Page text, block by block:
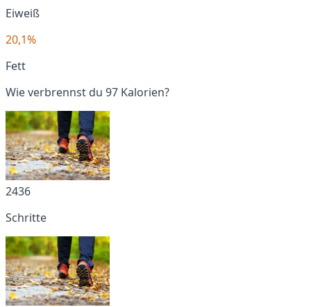
Eiweiß
20,1%
Fett
Wie verbrennst du 97 Kalorien?
2436
Schritte